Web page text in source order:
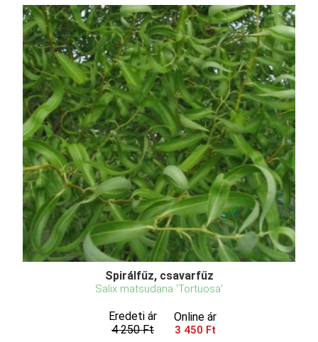
Spirálfűz, csavarfűz
Salix matsudana 'Tortuosa'
Eredeti ár
4 250 Ft
Online ár
3 450 Ft